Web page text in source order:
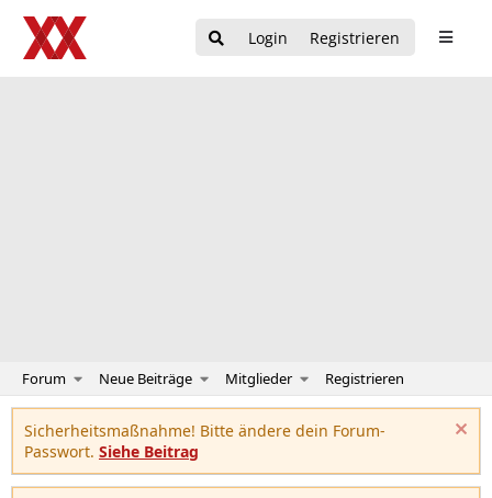
Login Registrieren
Forum Neue Beiträge Mitglieder Registrieren
Sicherheitsmaßnahme! Bitte ändere dein Forum-
Passwort. Siehe Beitrag